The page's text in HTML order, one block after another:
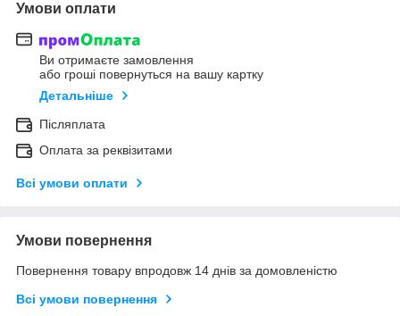
Умови оплати
Ви отримаєте замовлення
або гроші повернуться на вашу картку
Детальніше
Післяплата
Оплата за реквізитами
Всі умови оплати
Умови повернення
Повернення товару впродовж 14 днів за домовленістю
Всі умови повернення